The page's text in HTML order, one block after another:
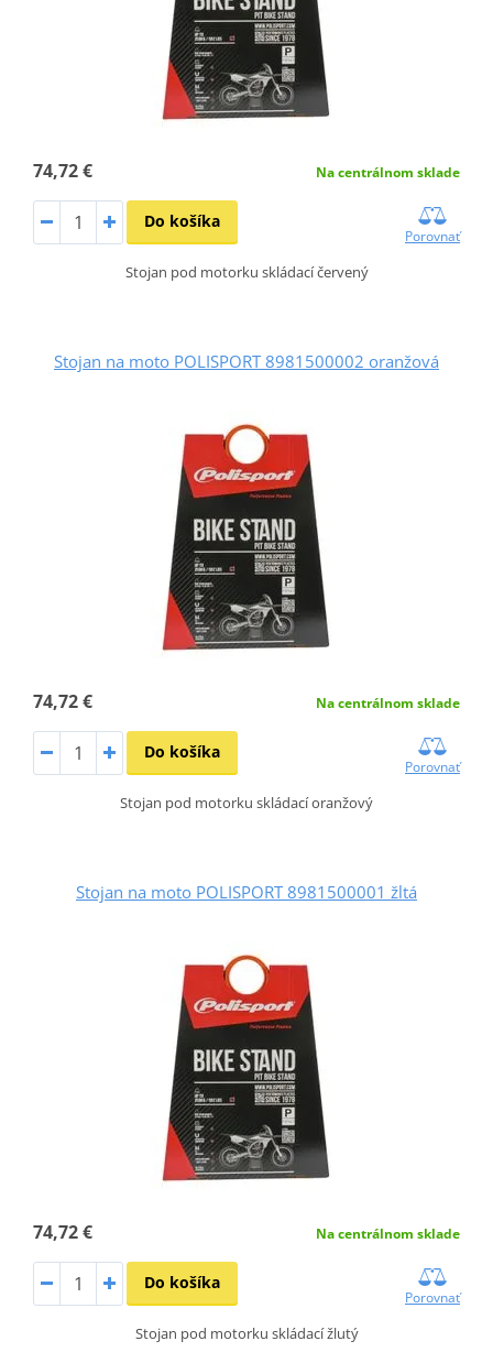
74,72 € Na centrálnom sklade
Do košíka
Porovnať
Stojan pod motorku skládací červený
Stojan na moto POLISPORT 8981500002 oranžová
74,72 € Na centrálnom sklade
Do košíka
Porovnať
Stojan pod motorku skládací oranžový
Stojan na moto POLISPORT 8981500001 žltá
74,72 € Na centrálnom sklade
Do košíka
Porovnať
Stojan pod motorku skládací žlutý